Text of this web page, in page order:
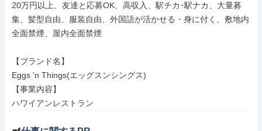
20万円以上、友達と応募OK、高収入、駅チカ･駅ナカ、大量募
集、髪型自由、服装自由、外国語が活かせる・身に付く、敷地内
全面禁煙、屋内全面禁煙
【ブランド名】
Eggs 'n Things(エッグスンシングス)
【事業内容】
ハワイアンレストラン